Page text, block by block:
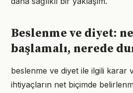
Beslenme ve diyet:
başlamalı, nerede
beslenme ve diyet ile ilgili karar
ihtiyaçların net biçimde